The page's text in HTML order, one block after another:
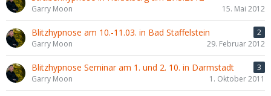
Garry Moon 15. Mai 2012
Blitzhypnose am 10.-11.03. in Bad Staffelstein
2
Garry Moon
29. Februar 2012
Blitzhypnose Seminar am 1. und 2. 10. in Darmstadt
3
Garry Moon
1. Oktober 2011